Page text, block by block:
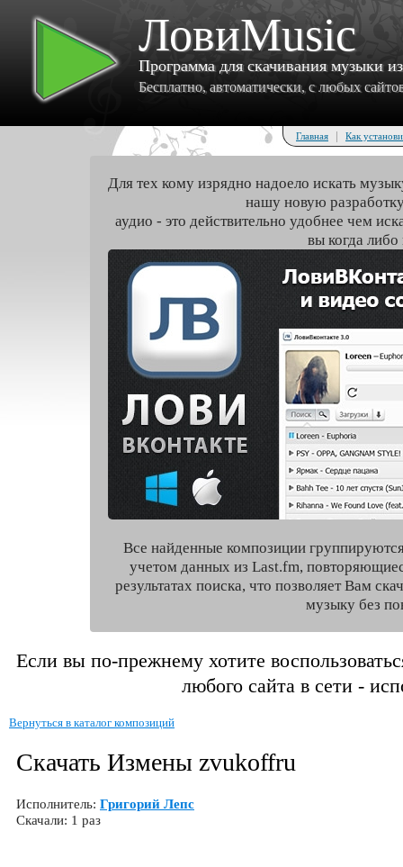
ЛовиMusic
Программа для скачивания музыки
Бесплатно, автоматически, с любых
Главная | Как
Для тех кому изрядно надоело искать
нашу новую
аудио - это действительно удобнее чем
вы когда либо
Все найденные композиции
учетом данных из Last.fm,
результатах поиска, что позволяет Вам
музыку без
Если вы по-прежнему хотите
любого сайта в сети -
Вернуться в каталог композиций
Скачать Измены zvukoffru
Исполнитель: Григорий Лепс
Скачали: 1 раз